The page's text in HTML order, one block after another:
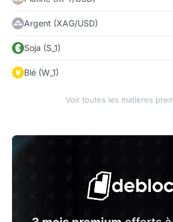
Argent (XAG/USD)
Soja (S_1)
Blé (W_1)
Voir toutes les matières